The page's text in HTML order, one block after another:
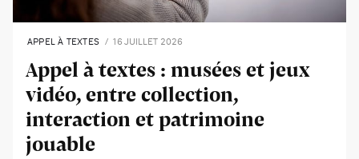
APPEL À TEXTES 16 JUILLET 2026
Appel à textes : musées et jeux
vidéo, entre collection,
interaction et patrimoine
jouable